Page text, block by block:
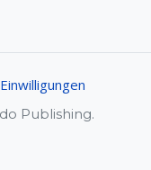
Einwilligungen
Publishing.